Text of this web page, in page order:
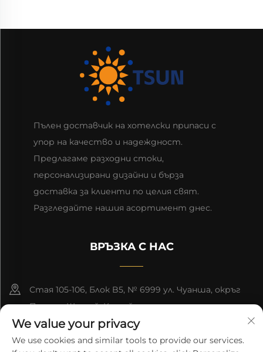
Пълен доставчик на хотелски припаси с
упор на качество и надеждност.
Предлагаме разходни стоки,
персонализирани дизайни и бърза
доставка за клиенти по целия свят.
Разгледайте нашия асортимент днес.
ВРЪЗКА С НАС
Стая 105-106, Блок B5, № 6999 ул. Чуанша, окръг
Пудонг, Шанхай, Китай
+86-13501965616
We value your privacy
We use cookies and similar tools to provide our services.